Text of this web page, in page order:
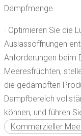
Kommerzieller
Dampfmenge.
· Optimieren Sie die
Auslassöffnungen
Anforderungen beim
Meeresfrüchten,
die gedämpften
Dampfbereich
können, und führen